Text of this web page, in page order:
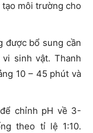
môi trường cho
được bổ sung cần
sinh vật. Thanh
10 – 45 phút và
chỉnh pH về 3-
theo tỉ lệ 1:10.